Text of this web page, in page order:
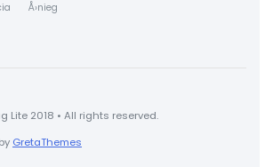
Å›nieg
Lite 2018 • All rights reserved.
by GretaThemes